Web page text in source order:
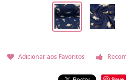
Adicionar aos Favoritos